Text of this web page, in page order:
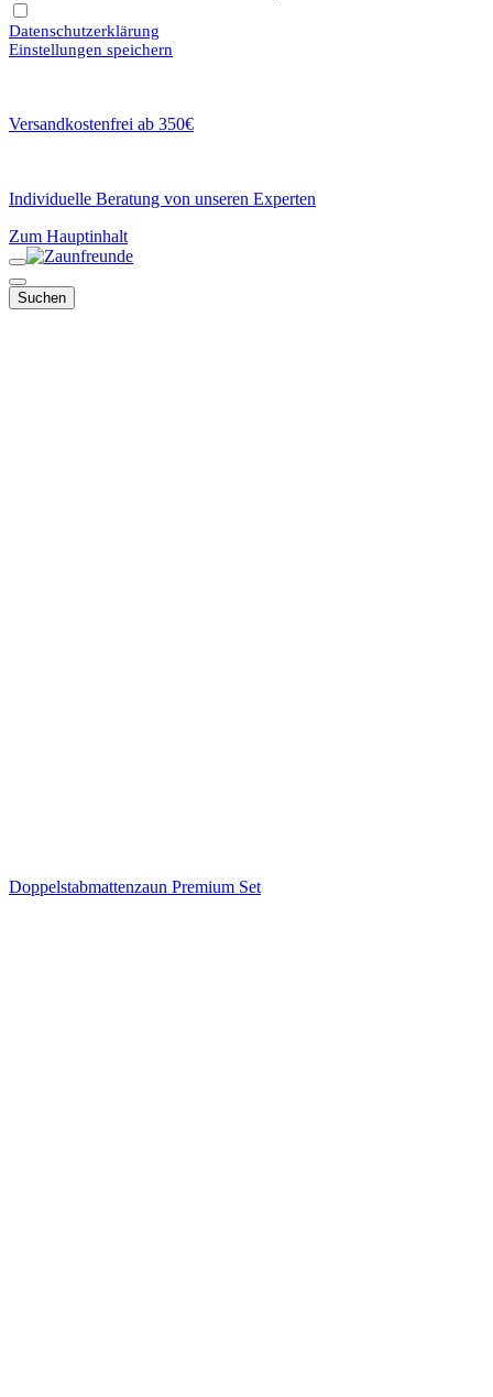
Datenschutzerklärung
Einstellungen speichern
Versandkostenfrei ab 350€
Individuelle Beratung von unseren Experten
Zum Hauptinhalt
Suchen
Doppelstabmattenzaun Premium Set